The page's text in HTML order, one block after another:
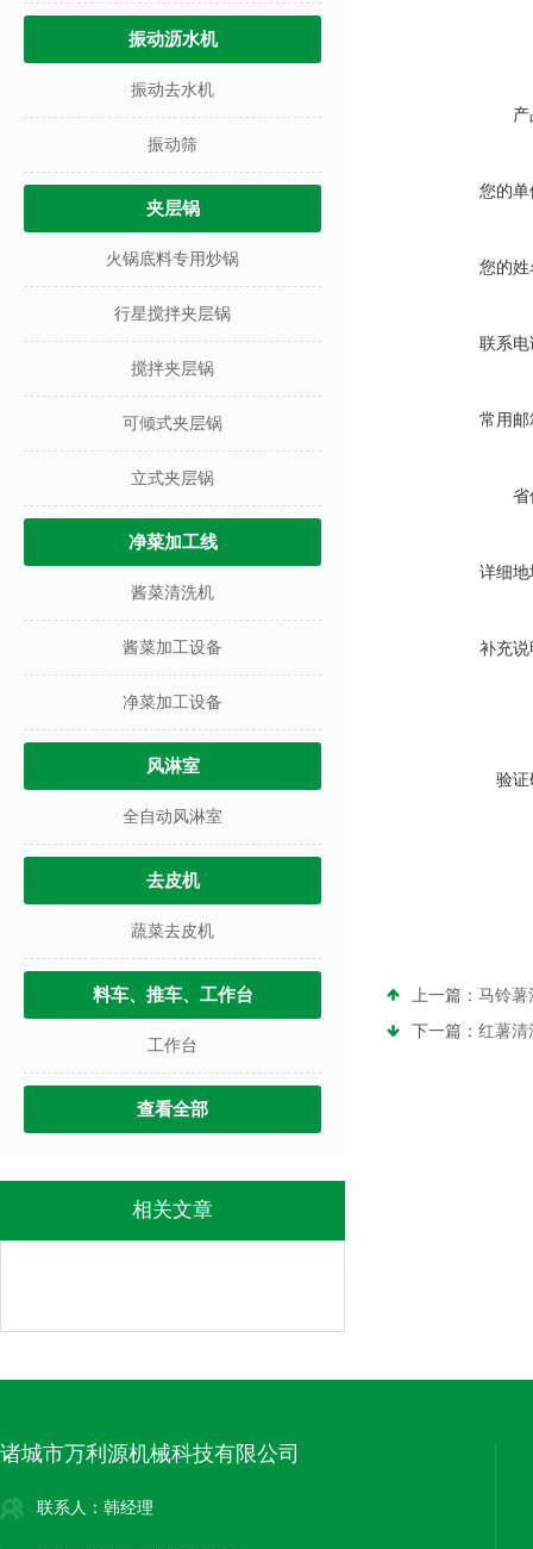
振动沥水机
振动去水机
振动筛
夹层锅
火锅底料专用炒锅
行星搅拌夹层锅
搅拌夹层锅
可倾式夹层锅
立式夹层锅
净菜加工线
酱菜清洗机
酱菜加工设备
净菜加工设备
风淋室
全自动风淋室
去皮机
蔬菜去皮机
料车、推车、工作台
工作台
查看全部
相关文章
您的单
您的姓
联系电
常用邮
省
详细地
补充说
验证
上一篇： 马铃薯
下一篇： 红薯清
诸城市万利源机械科技有限公司
联系人：韩经理